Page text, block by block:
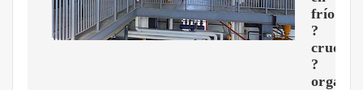
frío?,
?
crudo?,
?